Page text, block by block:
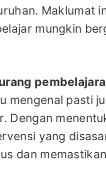
Maklumat
mungkin
mengenal pasti
Dengan
yang
dan